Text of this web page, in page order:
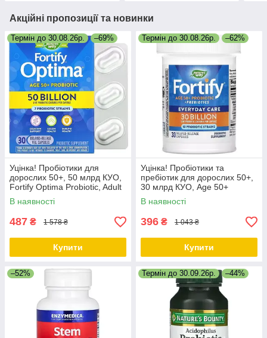
Акційні пропозиції та новинки
Термін до 30.08.26р. –69%
Уцінка! Пробіотики для
дорослих 50+, 50 млрд КУО,
Fortify Optima Probiotic, Adult
50+, Nature's Way, 30 вегет
аріанських капсул
В наявності
487 ₴ 1 578 ₴
Купити
Термін до 30.08.26р. –62%
Уцінка! Пробіотики та
пребіотик для дорослих 50+,
30 млрд КУО, Age 50+
Probiotic+Prebiotics, Nature's
Way, 30 капсул
В наявності
396 ₴ 1 043 ₴
Купити
–52% Термін до 30.09.26р. –44%